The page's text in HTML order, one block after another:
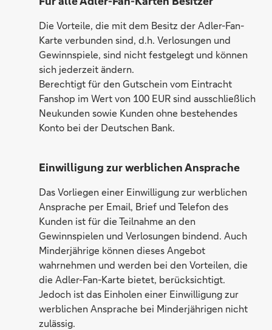
Die Vorteile, die mit dem Besitz der Adler-Fan-
Karte verbunden sind, d.h. Verlosungen und
Gewinnspiele, sind nicht festgelegt und können
sich jederzeit ändern.
Berechtigt für den Gutschein vom Eintracht
Fanshop im Wert von 100 EUR sind ausschließlich
Neukunden sowie Kunden ohne bestehendes
Konto bei der Deutschen Bank.
Einwilligung zur werblichen Ansprache
Das Vorliegen einer Einwilligung zur werblichen
Ansprache per Email, Brief und Telefon des
Kunden ist für die Teilnahme an den
Gewinnspielen und Verlosungen bindend. Auch
Minderjährige können dieses Angebot
wahrnehmen und werden bei den Vorteilen, die
die Adler-Fan-Karte bietet, berücksichtigt.
Jedoch ist das Einholen einer Einwilligung zur
werblichen Ansprache bei Minderjährigen nicht
zulässig.